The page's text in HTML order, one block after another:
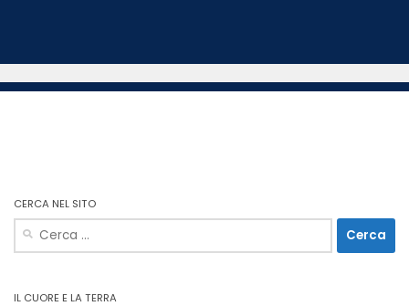
CERCA NEL SITO
Ricerca
per:
IL CUORE E LA TERRA